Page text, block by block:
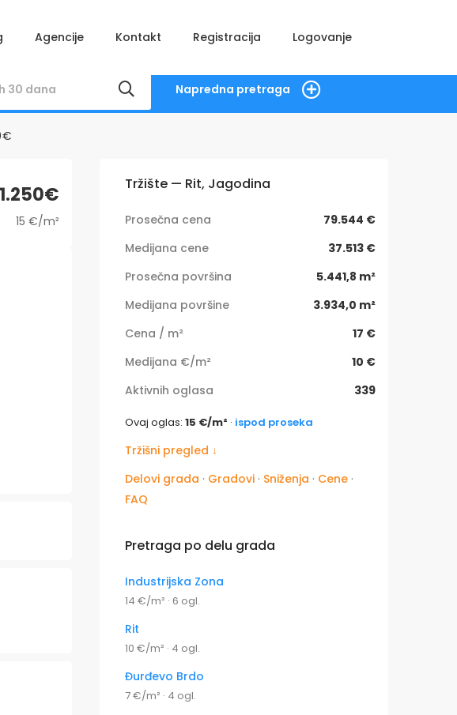
Agencije Kontakt Registracija Logovanje
Napredna pretraga
15 €/m²
Tržište — Rit, Jagodina
Prosečna cena
79.544 €
Medijana cene
37.513 €
Prosečna površina
5.441,8 m²
Medijana površine
3.934,0 m²
Cena / m²
17 €
Medijana €/m²
10 €
Aktivnih oglasa
339
Ovaj oglas: 15 €/m² · ispod proseka
Tržišni pregled ↓
Delovi grada · Gradovi · Sniženja · Cene ·
FAQ
Pretraga po delu grada
Industrijska Zona
14 €/m² · 6 ogl.
Rit
10 €/m² · 4 ogl.
Đurđevo Brdo
7 €/m² · 4 ogl.